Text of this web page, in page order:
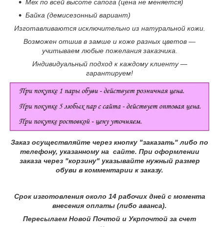
Мех по всей высоте сапога (цена не меняется)
Байка (демисезонный вариант)
Изготавливаются исключительно из натуральной кожи.
Возможен отшив в замше и коже разных цветов ―
учитываем любые пожелания заказчика.
Индивидуальный подход к каждому клиенту ―
гарантируем!
Заказ осуществляйте через кнопку "заказать" либо по
телефону, указанному на сайте. При оформлении
заказа через "корзину" указывайте нужный размер
обуви в комментарии к заказу.
Срок изготовления около 14 рабочих дней с момента
внесения оплаты (либо аванса).
Пересылаем Новой Почтой и Укрпочтой за счет